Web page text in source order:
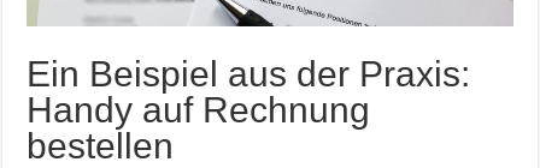
Ein Beispiel aus der Praxis:
Handy auf Rechnung
bestellen